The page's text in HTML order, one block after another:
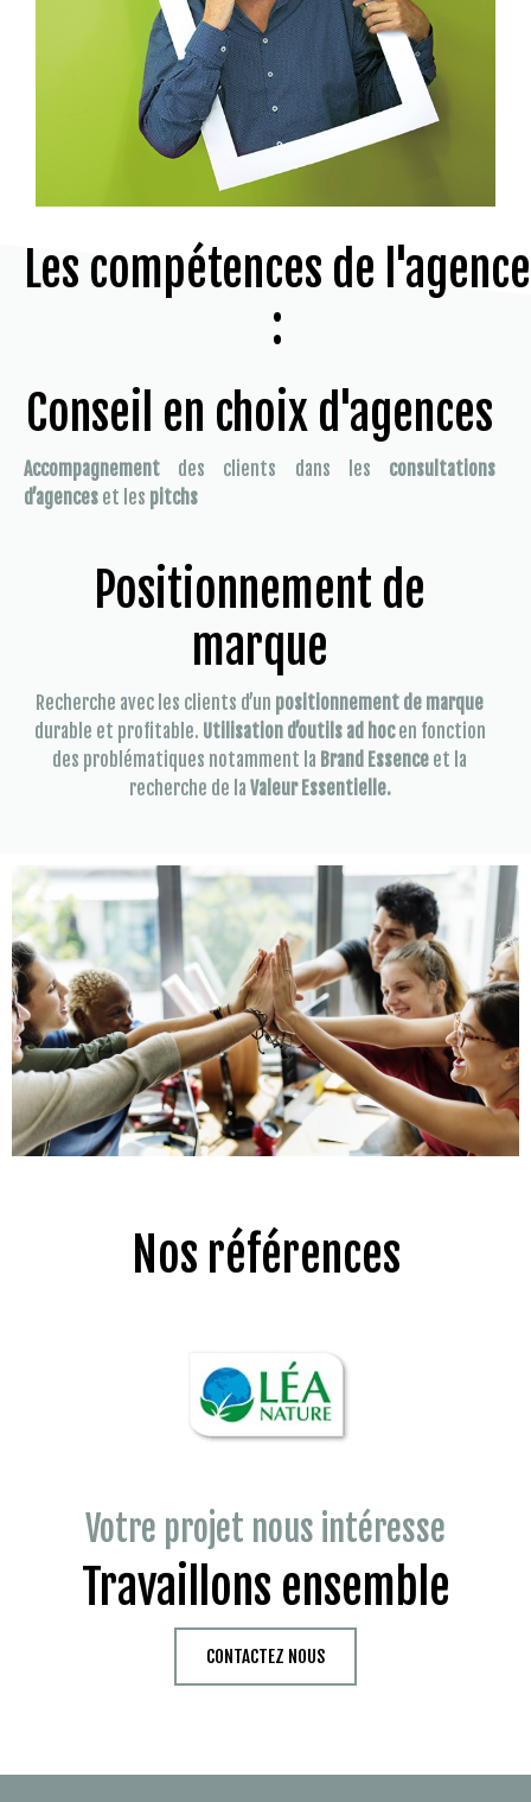
Les compétences de l'agence
:
Conseil en choix d'agences
Accompagnement des clients dans les consultations
d’agences et les pitchs
Positionnement de
marque
Recherche avec les clients d’un positionnement de marque
durable et profitable. Utilisation d’outils ad hocen fonction
des problématiques notamment la Brand Essence et la
recherche de la Valeur Essentielle.
Nos références
Votre projet nous intéresse
Travaillons ensemble
CONTACTEZ NOUS